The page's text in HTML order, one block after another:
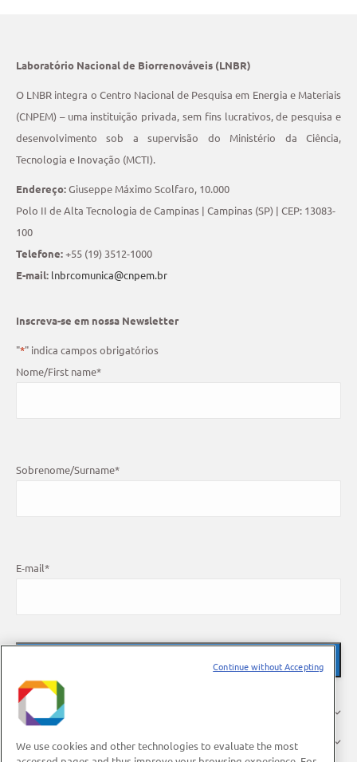
Laboratório Nacional de Biorrenováveis (LNBR)
O LNBR integra o Centro Nacional de Pesquisa em Energia e Materiais
(CNPEM) – uma instituição privada, sem fins lucrativos, de pesquisa e
desenvolvimento sob a supervisão do Ministério da Ciência,
Tecnologia e Inovação (MCTI).
Endereço:Giuseppe Máximo Scolfaro, 10.000
Polo II de Alta Tecnologia de Campinas | Campinas (SP) | CEP: 13083-
100
Telefone:+55 (19) 3512-1000
E-mail: lnbrcomunica@cnpem.br
Inscreva-se em nossa Newsletter
"*" indica campos obrigatórios
Nome/First name*
Sobrenome/Surname*
E-mail*
O LNBR
Pesquisa
We use cookies and other technologies to evaluate the most
Continue without Accepting